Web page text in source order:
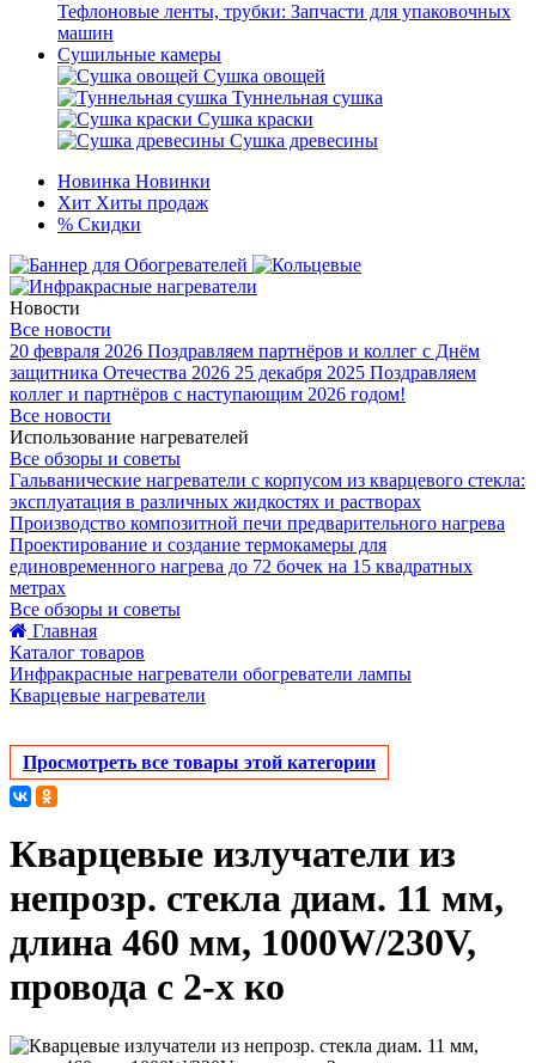
Тефлоновые ленты, трубки: Запчасти для упаковочных
машин
Сушильные камеры
Сушка овощей
Туннельная сушка
Сушка краски
Сушка древесины
Новинка Новинки
Хит Хиты продаж
% Скидки
Новости
Все новости
20 февраля 2026 Поздравляем партнёров и коллег с Днём
защитника Отечества 2026 25 декабря 2025 Поздравляем
коллег и партнёров с наступающим 2026 годом!
Все новости
Использование нагревателей
Все обзоры и советы
Гальванические нагреватели с корпусом из кварцевого стекла:
эксплуатация в различных жидкостях и растворах
Производство композитной печи предварительного нагрева
Проектирование и создание термокамеры для
единовременного нагрева до 72 бочек на 15 квадратных
метрах
Все обзоры и советы
Главная
Каталог товаров
Инфракрасные нагреватели обогреватели лампы
Кварцевые нагреватели
Просмотреть все товары этой категории
Кварцевые излучатели из
непрозр. стекла диам. 11 мм,
длина 460 мм, 1000W/230V,
провода с 2-х ко